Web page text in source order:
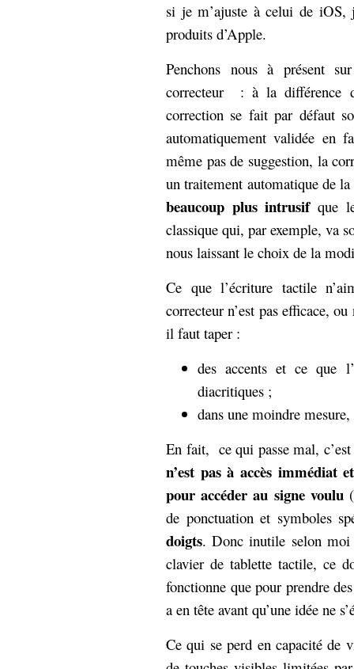
si je m’ajuste à celui de iOS,
produits d’Apple.
Penchons nous à présent
correcteur : à la différence
correction se fait par défaut
automatiquement validée en
même pas de suggestion, la
un traitement automatique de
beaucoup plus intrusifque le
classique qui, par exemple, va
nous laissant le choix de la
Ce que l’écriture tactile
correcteur n’est pas efficace,
il faut taper :
des accents et ce que
diacritiques ;
dans une moindre
En fait, ce qui passe mal,
n’est pas à accès immédiat
pour accéder au signe voulu(
de ponctuation et symboles
doigts. Donc inutile selon moi
clavier de tablette tactile, ce
fonctionne que pour prendre
a en tête avant qu’une idée ne
Ce qui se perd en capacité de